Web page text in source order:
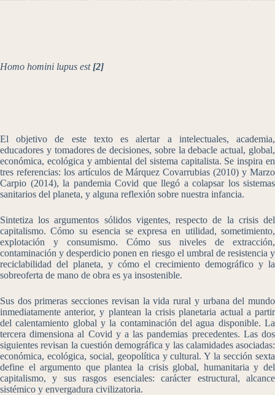
Homo homini lupus est [2]
El objetivo de este texto es alertar a intelectuales, academia,
educadores y tomadores de decisiones, sobre la debacle actual, global,
económica, ecológica y ambiental del sistema capitalista. Se inspira en
tres referencias: los artículos de Márquez Covarrubias (2010) y Marzo
Carpio (2014), la pandemia Covid que llegó a colapsar los sistemas
sanitarios del planeta, y alguna reflexión sobre nuestra infancia.
Sintetiza los argumentos sólidos vigentes, respecto de la crisis del
capitalismo. Cómo su esencia se expresa en utilidad, sometimiento,
explotación y consumismo. Cómo sus niveles de extracción,
contaminación y desperdicio ponen en riesgo el umbral de resistencia y
reciclabilidad del planeta, y cómo el crecimiento demográfico y la
sobreoferta de mano de obra es ya insostenible.
Sus dos primeras secciones revisan la vida rural y urbana del mundo
inmediatamente anterior, y plantean la crisis planetaria actual a partir
del calentamiento global y la contaminación del agua disponible. La
tercera dimensiona al Covid y a las pandemias precedentes. Las dos
siguientes revisan la cuestión demográfica y las calamidades asociadas:
económica, ecológica, social, geopolítica y cultural. Y la sección sexta
define el argumento que plantea la crisis global, humanitaria y del
capitalismo, y sus rasgos esenciales: carácter estructural, alcance
sistémico y envergadura civilizatoria.